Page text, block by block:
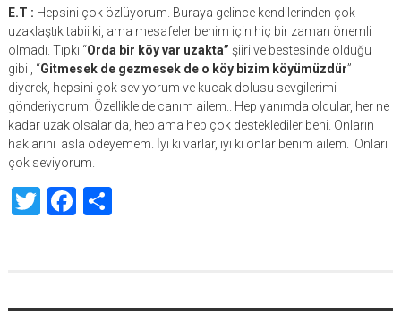
E.T : Hepsini çok özlüyorum. Buraya gelince kendilerinden çok
uzaklaştık tabii ki, ama mesafeler benim için hiç bir zaman önemli
olmadı. Tıpkı “Orda bir köy var uzakta” şiiri ve bestesinde olduğu
gibi , “Gitmesek de gezmesek de o köy bizim köyümüzdür”
diyerek, hepsini çok seviyorum ve kucak dolusu sevgilerimi
gönderiyorum. Özellikle de canım ailem.. Hep yanımda oldular, her ne
kadar uzak olsalar da, hep ama hep çok desteklediler beni. Onların
haklarını asla ödeyemem. İyi ki varlar, iyi ki onlar benim ailem. Onları
çok seviyorum.
TwitterFacebook